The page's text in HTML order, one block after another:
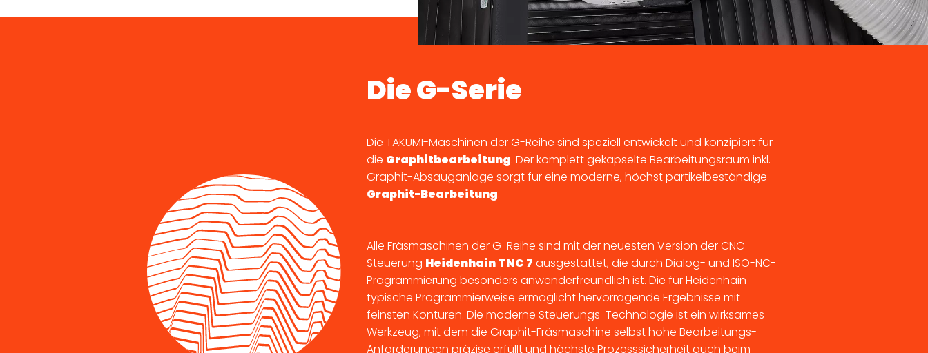
Die G-Serie
Die TAKUMI-Maschinen der G-Reihe sind speziell entwickelt und konzipiert für
die Graphitbearbeitung. Der komplett gekapselte Bearbeitungsraum inkl.
Graphit-Absauganlage sorgt für eine moderne, höchst partikelbeständige
Graphit-Bearbeitung.
Alle Fräsmaschinen der G-Reihe sind mit der neuesten Version der CNC-
Steuerung Heidenhain TNC 7 ausgestattet, die durch Dialog- und ISO-NC-
Programmierung besonders anwenderfreundlich ist. Die für Heidenhain
typische Programmierweise ermöglicht hervorragende Ergebnisse mit
feinsten Konturen. Die moderne Steuerungs-Technologie ist ein wirksames
Werkzeug, mit dem die Graphit-Fräsmaschine selbst hohe Bearbeitungs-
Anforderungen präzise erfüllt und höchste Prozesssicherheit auch beim